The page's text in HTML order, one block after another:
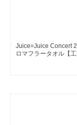
Juice=Juice Concert
ロマフラータオル【工